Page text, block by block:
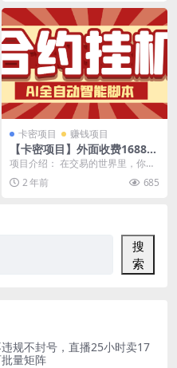
卡密项目 赚钱项目
【卡密项目】外面收费1688的
合约AI机器人全自动挂机项
目，号称单机一天四位数【智
能脚本+使用教程】
项目介绍： 在交易的世界里，你是
否渴望拥有一个得力助手？我们的
机器人自动化交易系...
2 年前 685
搜
索
规不封号，直播25小时卖17
量矩阵